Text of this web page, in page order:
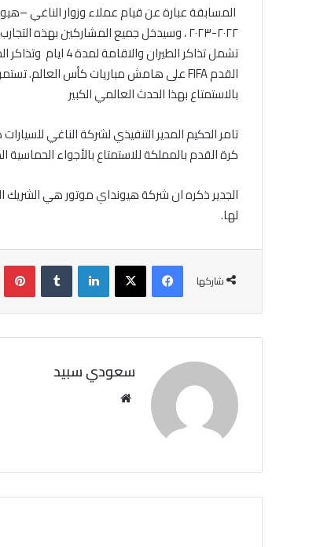
المسابقة عبارة عن قيام عملاء وزوار الناغي–
٢٠٢٢-٢٠٢٣ ، وسيدخل جميع المشاركين بهذه
تشمل تذاكر
القدم
على هامش مباريات كأس العالم.
بالاستمتاع بهذا الحدث العالمي الكبير
تامر الحكيم المدير التنفيذي لشركة الناغي
كرة القدم بالمملكة للاستمتاع بالأجواء الحماسية
الجدير ذكره ان شركة هيونداي موتور هي الشريك
لها.
شاركها
فيسبوك لينكدإن
سعودي سبيد